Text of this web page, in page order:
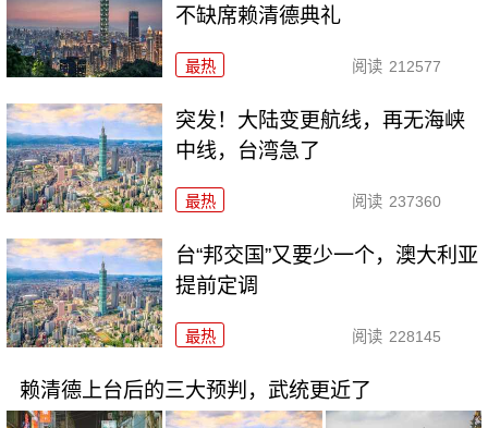
不缺席赖清德典礼
最热 阅读 212577
突发！大陆变更航线，再无海峡
中线，台湾急了
最热 阅读 237360
台“邦交国”又要少一个，澳大利亚
提前定调
最热 阅读 228145
赖清德上台后的三大预判，武统更近了